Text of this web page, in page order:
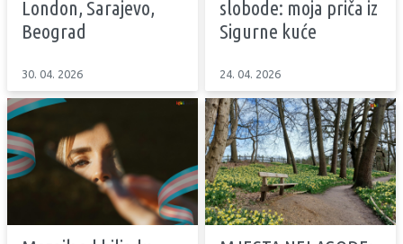
London, Sarajevo,
Beograd
30. 04. 2026
slobode: moja priča iz
Sigurne kuće
24. 04. 2026